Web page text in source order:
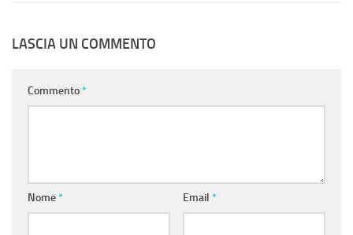
LASCIA UN COMMENTO
Commento*
Nome* Email *